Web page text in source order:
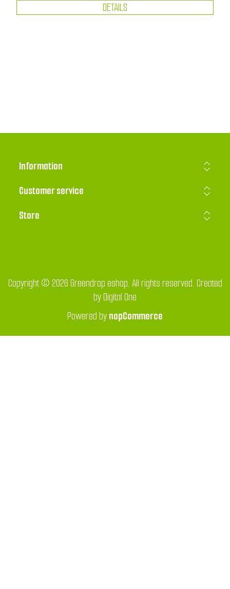
DETAILS
Information
Customer service
Store
Copyright © 2026 Greendrop eshop. All rights reserved. Created
byDigital One
Powered bynopCommerce